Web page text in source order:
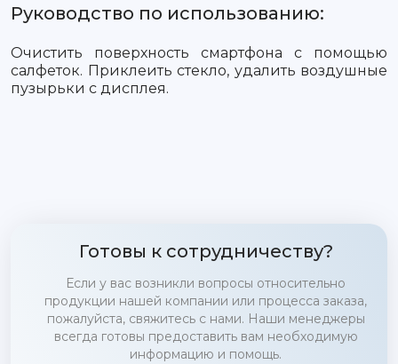
Руководство по использованию:
Очистить поверхность смартфона с помощью
салфеток. Приклеить стекло, удалить воздушные
пузырьки с дисплея.
Готовы к сотрудничеству?
Если у вас возникли вопросы относительно
продукции нашей компании или процесса заказа,
пожалуйста, свяжитесь с нами. Наши менеджеры
всегда готовы предоставить вам необходимую
информацию и помощь.